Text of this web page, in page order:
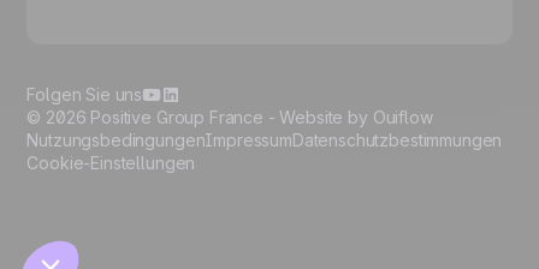
© 2026 Positive Group France -Website by Ouiflow
NutzungsbedingungenImpressumDatenschutzbestimmungen
Cookie-Einstellungen
Folgen Sie uns